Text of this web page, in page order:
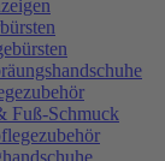
Fuß-Schmuck